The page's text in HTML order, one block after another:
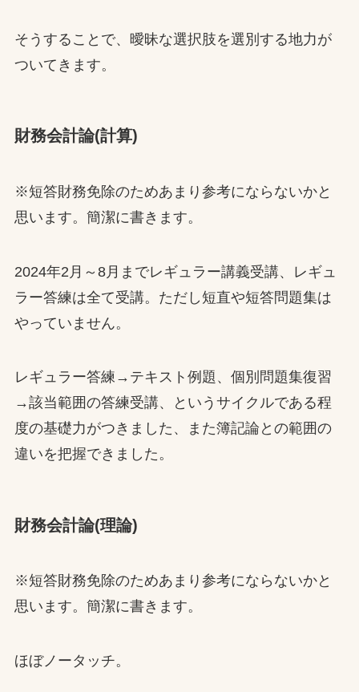
そうすることで、曖昧な選択肢を選別する地力が
ついてきます。
財務会計論(計算)
※短答財務免除のためあまり参考にならないかと
思います。簡潔に書きます。
2024年2月～8月までレギュラー講義受講、レギュ
ラー答練は全て受講。ただし短直や短答問題集は
やっていません。
レギュラー答練→テキスト例題、個別問題集復習
→該当範囲の答練受講、というサイクルである程
度の基礎力がつきました、また簿記論との範囲の
違いを把握できました。
財務会計論(理論)
※短答財務免除のためあまり参考にならないかと
思います。簡潔に書きます。
ほぼノータッチ。